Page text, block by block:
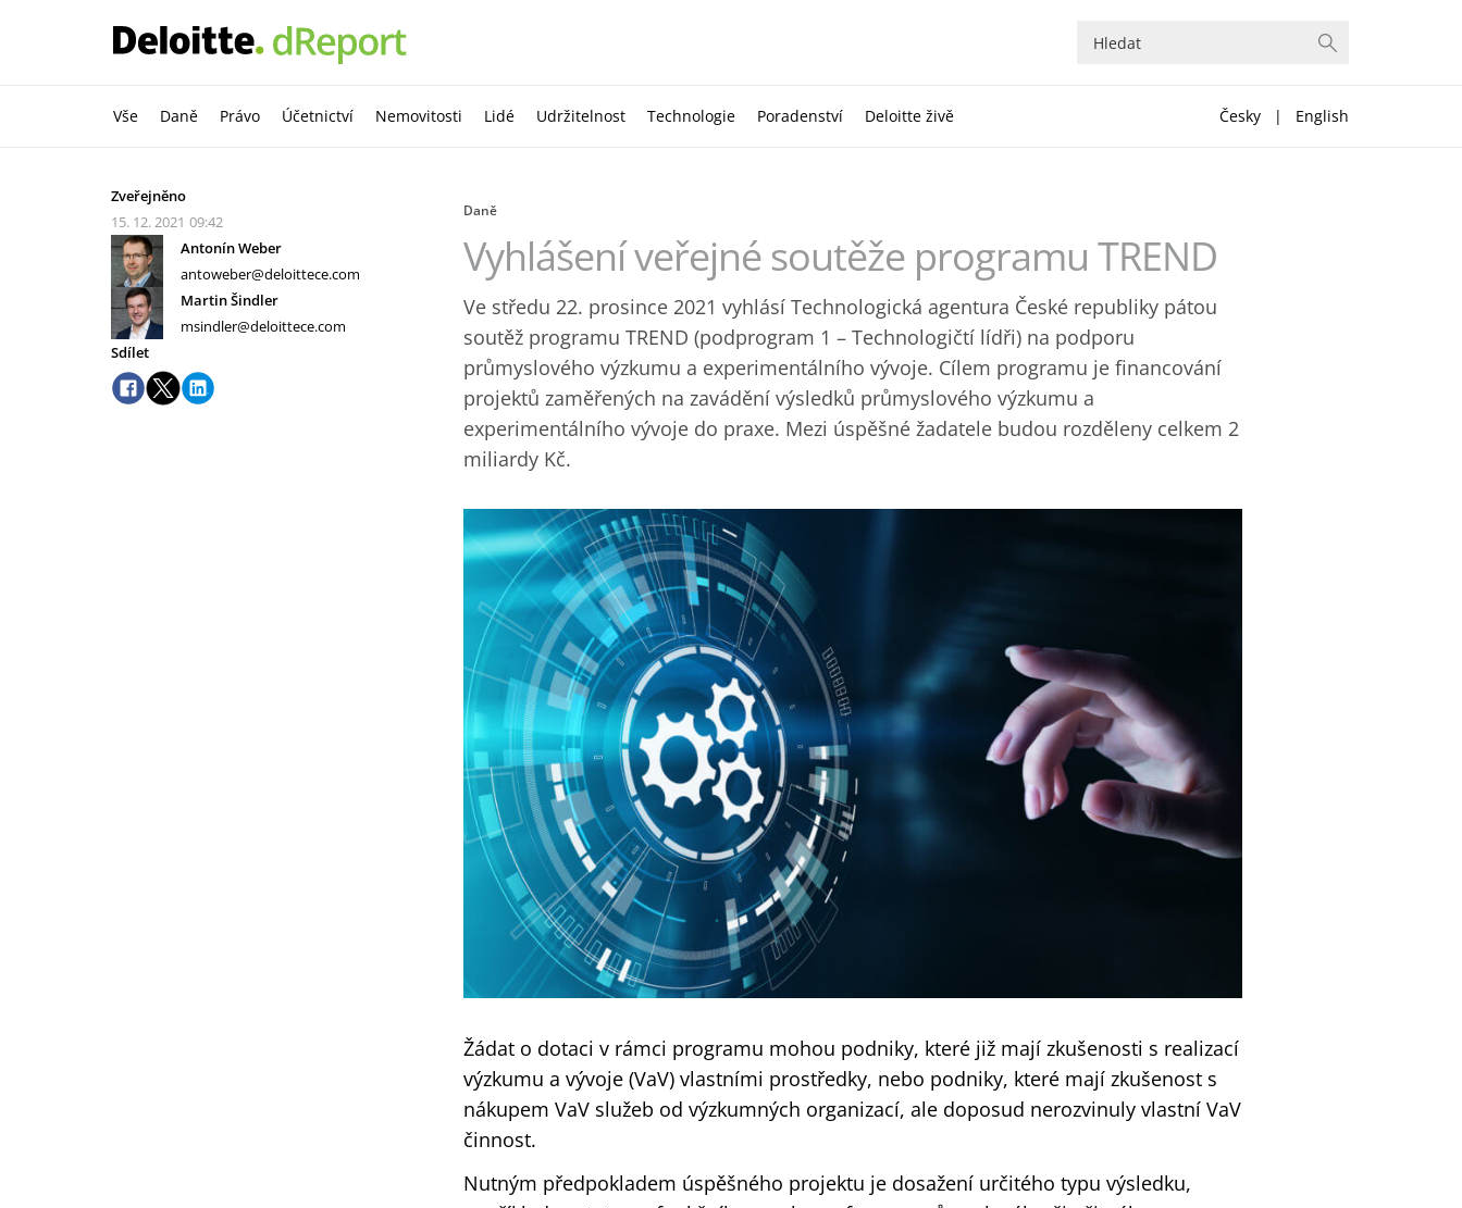
Vše Daně Právo Účetnictví Nemovitosti Lidé Udržitelnost Technologie Poradenství Deloitte živě Česky | English
Zveřejněno
15. 12. 2021 09:42
Antonín Weber
antoweber@deloittece.com
Martin Šindler
msindler@deloittece.com
Sdílet
Daně
Vyhlášení veřejné soutěže programu TREND
Ve středu 22. prosince 2021 vyhlásí Technologická agentura České republiky pátou
soutěž programu TREND (podprogram 1 – Technologičtí lídři) na podporu
průmyslového výzkumu a experimentálního vývoje. Cílem programu je financování
projektů zaměřených na zavádění výsledků průmyslového výzkumu a
experimentálního vývoje do praxe. Mezi úspěšné žadatele budou rozděleny celkem 2
miliardy Kč.
Žádat o dotaci v rámci programu mohou podniky, které již mají zkušenosti s realizací
výzkumu a vývoje (VaV) vlastními prostředky, nebo podniky, které mají zkušenost s
nákupem VaV služeb od výzkumných organizací, ale doposud nerozvinuly vlastní VaV
činnost.
Nutným předpokladem úspěšného projektu je dosažení určitého typu výsledku,